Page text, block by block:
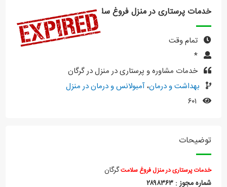
راهنما
ورود یا عضویت
خدمات پرستاری در منزل فروغ سلامت
تمام وقت
*
خدمات مشاوره و پرستاری در منزل در گرگان
بهداشت و درمان،آمبولانس و درمان در منزل
توضیحات
خدمات پرستاری در منزل فروغ سلامتگرگان
شماره مجوز : ۲۸۹۸۳۶۳